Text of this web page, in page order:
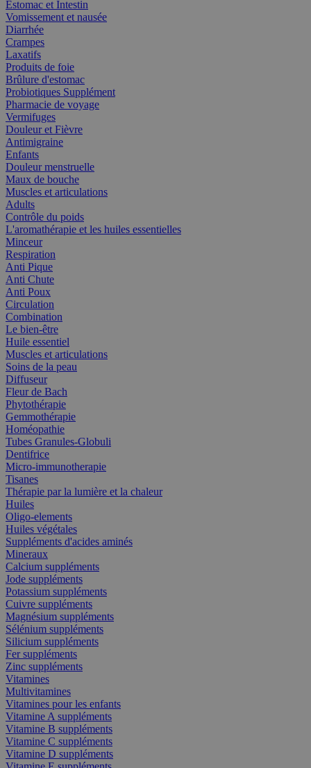
Estomac et Intestin
Vomissement et nausée
Diarrhée
Crampes
Laxatifs
Produits de foie
Brûlure d'estomac
Probiotiques Supplément
Pharmacie de voyage
Vermifuges
Douleur et Fièvre
Antimigraine
Enfants
Douleur menstruelle
Maux de bouche
Muscles et articulations
Adults
Contrôle du poids
L'aromathérapie et les huiles essentielles
Minceur
Respiration
Anti Pique
Anti Chute
Anti Poux
Circulation
Combination
Le bien-être
Huile essentiel
Muscles et articulations
Soins de la peau
Diffuseur
Fleur de Bach
Phytothérapie
Gemmothérapie
Homéopathie
Tubes Granules-Globuli
Dentifrice
Micro-immunotherapie
Tisanes
Thérapie par la lumière et la chaleur
Huiles
Oligo-elements
Huiles végétales
Suppléments d'acides aminés
Mineraux
Calcium suppléments
Jode suppléments
Potassium suppléments
Cuivre suppléments
Magnésium suppléments
Sélénium suppléments
Silicium suppléments
Fer suppléments
Zinc suppléments
Vitamines
Multivitamines
Vitamines pour les enfants
Vitamine A suppléments
Vitamine B suppléments
Vitamine C suppléments
Vitamine D suppléments